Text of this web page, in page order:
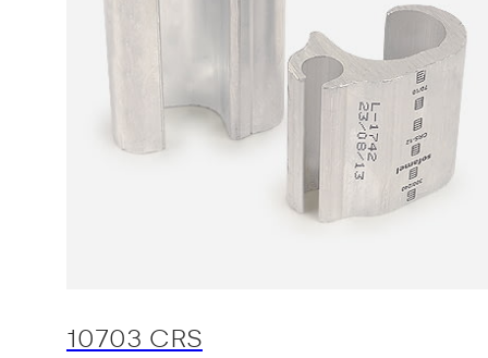
10703 CRS